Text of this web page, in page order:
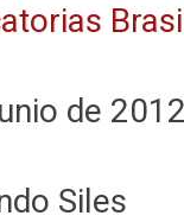
de
Siles